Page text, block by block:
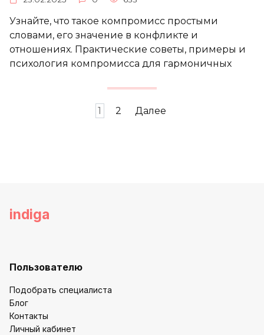
Узнайте, что такое компромисс простыми
словами, его значение в конфликте и
отношениях. Практические советы, примеры и
психология компромисса для гармоничных
1 2 Далее
indiga
Пользователю
Подобрать специалиста
Блог
Контакты
Личный кабинет